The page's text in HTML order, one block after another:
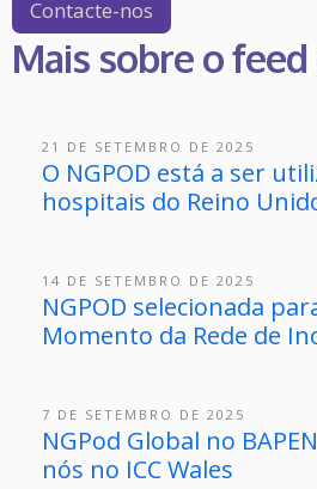
Contacte-nos
Mais sobre o
21 DE SETEMBRO DE 2025
O NGPOD está a ser
hospitais do Reino
14 DE SETEMBRO DE 2025
NGPOD selecionada
Momento da Rede de
7 DE SETEMBRO DE 2025
NGPod Global no
nós no ICC Wales